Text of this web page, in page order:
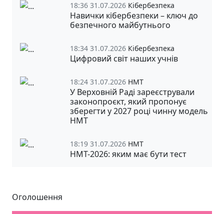
18:36 31.07.2026 Кібербезпека
Навички кібербезпеки – ключ до
безпечного майбутнього
18:34 31.07.2026 Кібербезпека
Цифровий світ наших учнів
18:24 31.07.2026 НМТ
У Верховній Раді зареєстрували
законопроєкт, який пропонує
зберегти у 2027 році чинну модель
НМТ
18:19 31.07.2026 НМТ
НМТ-2026: яким має бути тест
Оголошення